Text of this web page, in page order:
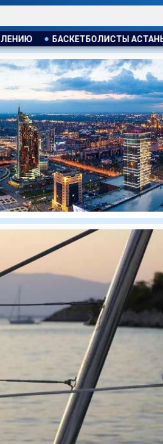
ОБРАТИЛИСЬ К ТОКАЕВУ